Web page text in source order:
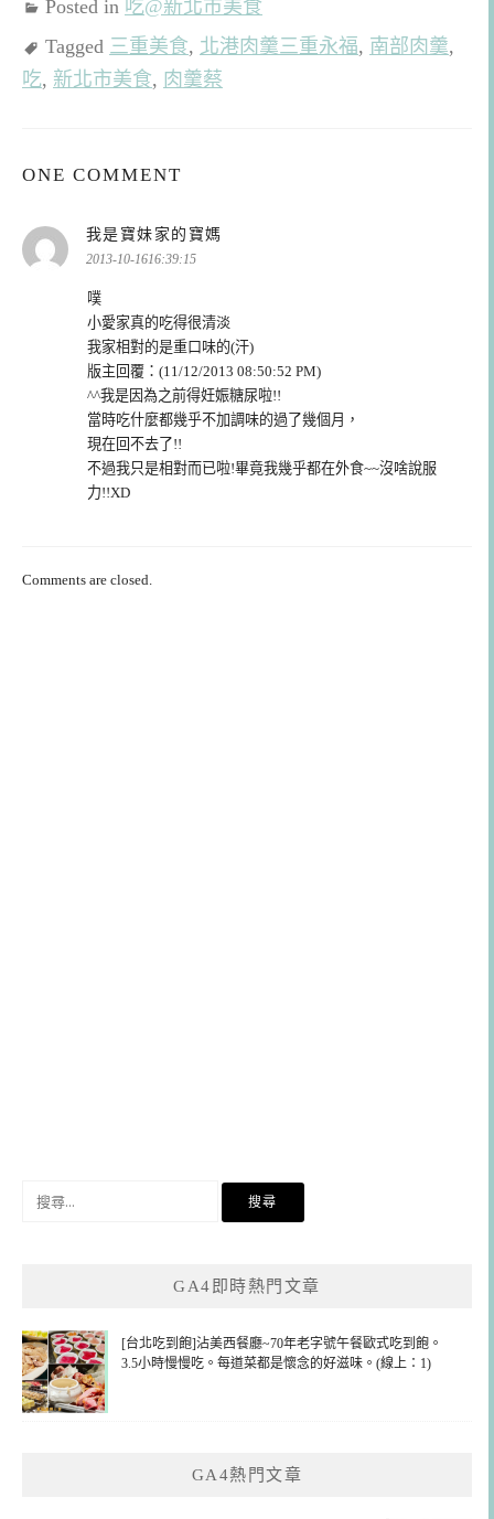
Posted in 吃@新北市美食
Tagged 三重美食, 北港肉羹三重永福, 南部肉羹,
吃, 新北市美食, 肉羹蔡
ONE COMMENT
我是寶妹家的寶媽
2013-10-1616:39:15
噗
小愛家真的吃得很清淡
我家相對的是重口味的(汗)
版主回覆：(11/12/2013 08:50:52 PM)
^^我是因為之前得妊娠糖尿啦!!
當時吃什麼都幾乎不加調味的過了幾個月，
現在回不去了!!
不過我只是相對而已啦!畢竟我幾乎都在外食~~沒啥說服
力!!XD
Comments are closed.
GA4即時熱門文章
[台北吃到飽]沾美西餐廳~70年老字號午餐歐式吃到飽。
3.5小時慢慢吃。每道菜都是懷念的好滋味。(線上：1)
GA4熱門文章